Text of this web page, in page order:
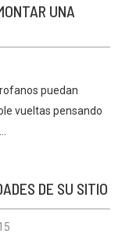
UNA
puedan
vueltas pensando
DE SU SITIO